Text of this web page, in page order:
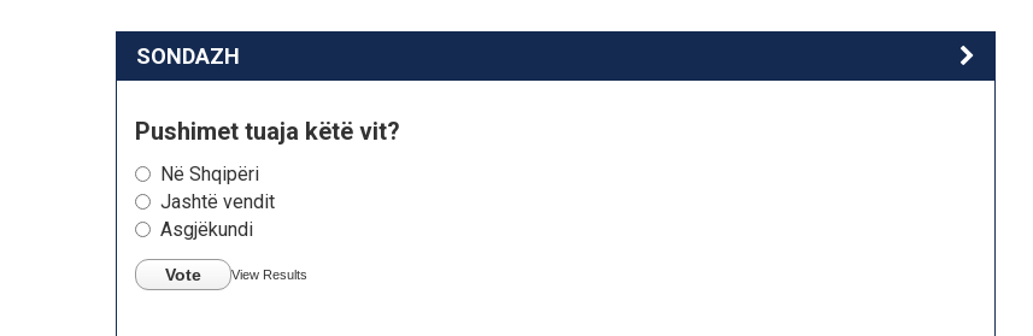
SONDAZH
Pushimet tuaja këtë vit?
Në Shqipëri
Jashtë vendit
Asgjëkundi
Vote View Results